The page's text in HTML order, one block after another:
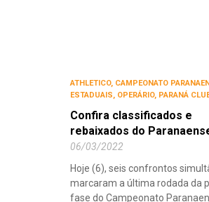
ATHLETICO, CAMPEONATO
ESTADUAIS, OPERÁRIO, PARANÁ
Confira classificados e
rebaixados do
06/03/2022
Hoje (6), seis confrontos
marcaram a última rodada da
fase do Campeonato